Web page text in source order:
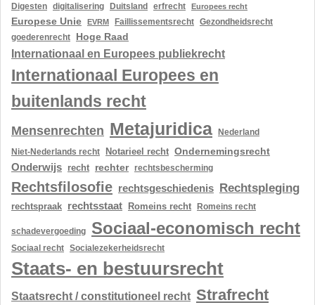
Digesten
digitalisering Duitsland erfrecht Europees recht
Europese Unie EVRM Faillissementsrecht
Gezondheidsrecht
goederenrecht
Hoge Raad
Internationaal en Europees publiekrecht
Internationaal Europees en
buitenlands recht
Mensenrechten Metajuridica
Nederland
Niet-Nederlands recht
Notarieel recht Ondernemingsrecht
Onderwijs recht rechter rechtsbescherming
Rechtsfilosofie rechtsgeschiedenis Rechtspleging
rechtspraak rechtsstaat Romeins recht Romeins recht
schadevergoeding Sociaal-economisch recht
Sociaal recht Socialezekerheidsrecht
Staats- en bestuursrecht
Staatsrecht / constitutioneel recht Strafrecht